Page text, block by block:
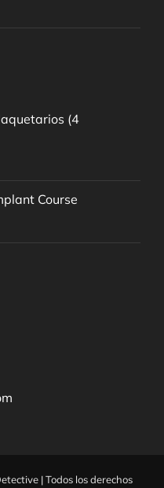
(4
Course
| Todos los derechos